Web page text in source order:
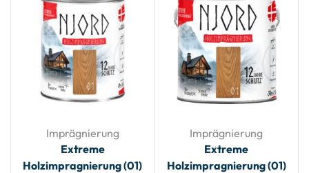
Imprägnierung
Extreme
Holzimpragnierung (01)
Imprägnierung
Extreme
Holzimpragnierung (01)